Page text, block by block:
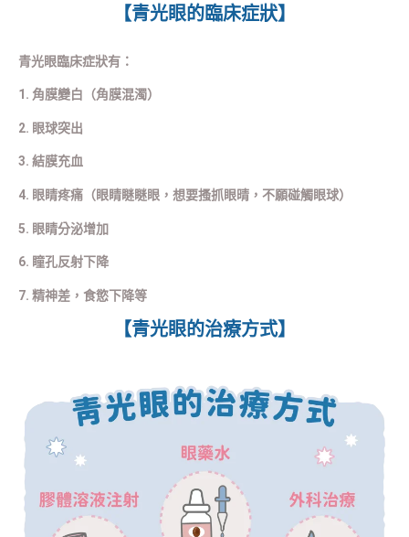
【青光眼的臨床症狀】
青光眼臨床症狀有：
1. 角膜變白（角膜混濁）
2. 眼球突出
3. 結膜充血
4. 眼睛疼痛（眼睛瞇瞇眼，想要搔抓眼晴，不願碰觸眼球）
5. 眼睛分泌增加
6. 瞳孔反射下降
7. 精神差，食慾下降等
【青光眼的治療方式】